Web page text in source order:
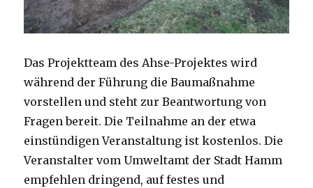
Das Projektteam des Ahse-Projektes wird
während der Führung die Baumaßnahme
vorstellen und steht zur Beantwortung von
Fragen bereit. Die Teilnahme an der etwa
einstündigen Veranstaltung ist kostenlos. Die
Veranstalter vom Umweltamt der Stadt Hamm
empfehlen dringend, auf festes und